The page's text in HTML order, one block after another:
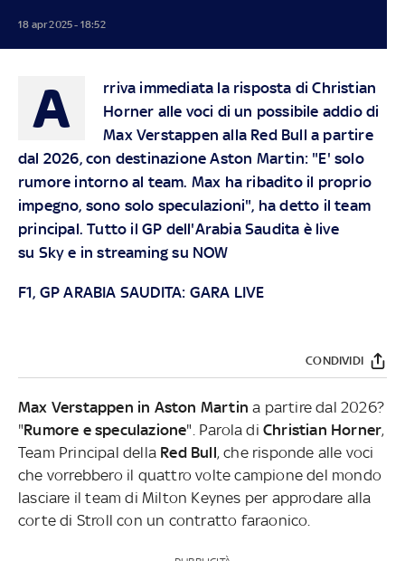
18 apr 2025 - 18:52
A
rriva immediata la risposta di Christian
Horner alle voci di un possibile addio di
Max Verstappen alla Red Bull a partire
dal 2026, con destinazione Aston Martin: "E' solo
rumore intorno al team. Max ha ribadito il proprio
impegno, sono solo speculazioni", ha detto il team
principal.Tutto il GP dell'Arabia Saudita è live
su Skye in streaming su NOW
F1, GP ARABIA SAUDITA: GARA LIVE
CONDIVIDI
Max Verstappen in Aston Martin a partire dal 2026?
"Rumore e speculazione". Parola diChristian Horner,
Team Principal della Red Bull, che risponde alle voci
che vorrebbero il quattro volte campione del mondo
lasciare il team di Milton Keynes per approdare alla
corte di Stroll con un contratto faraonico.